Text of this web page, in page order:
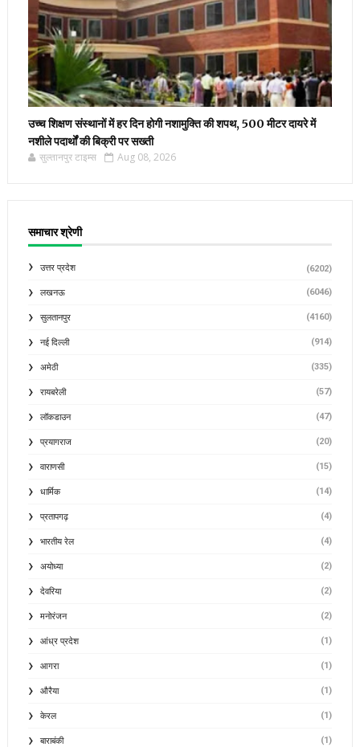
उच्च शिक्षण संस्थानों में हर दिन होगी नशामुक्ति की शपथ, 500 मीटर दायरे में
नशीले पदार्थों की बिक्री पर सख्ती
सुल्तानपुर टाइम्स Aug 08, 2026
समाचार श्रेणी
उत्तर प्रदेश (6202)
लखनऊ (6046)
सुलतानपुर (4160)
नई दिल्ली (914)
अमेठी (335)
रायबरेली (57)
लॉकडाउन (47)
प्रयागराज (20)
वाराणसी (15)
धार्मिक (14)
प्रतापगढ़ (4)
भारतीय रेल (4)
अयोध्या (2)
देवरिया (2)
मनोरंजन (2)
आंध्र प्रदेश (1)
आगरा (1)
औरैया (1)
केरल (1)
बाराबंकी (1)